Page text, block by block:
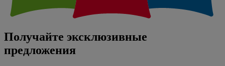
Получайте эксклюзивные
предложения